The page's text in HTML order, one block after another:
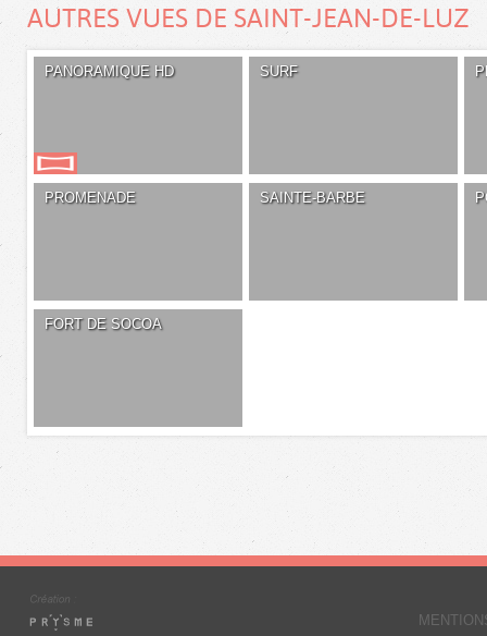
AUTRES VUES DE SAINT-JEAN-DE-LUZ
PANORAMIQUE HD SURF
PROMENADE SAINTE-BARBE
FORT DE SOCOA